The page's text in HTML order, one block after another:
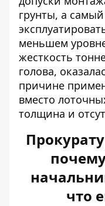
грунты, а
меньшем
жесткость
голова,
причине
вместо
толщина и
что